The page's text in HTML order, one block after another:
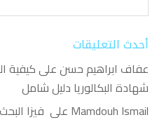
أحدث التعليقات
عفاف ابراهيم حسنعلىكيفية
شهادة البكالوريا دليل شامل
Mamdouh Ismail على فيزا